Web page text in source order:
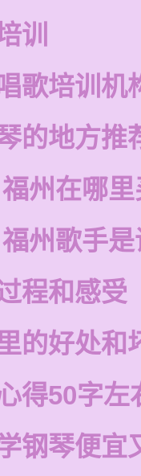
训
歌培训机
的地方推
州在哪
州歌手是
程和感受
的好处和
得50字左
钢琴便宜